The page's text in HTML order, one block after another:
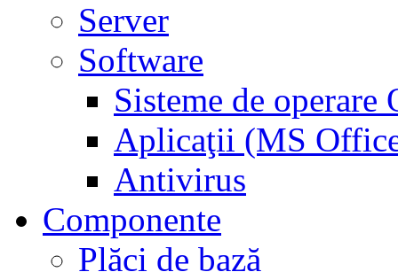
Server
Software
Sisteme de operare
Aplicaţii (MS
Antivirus
Componente
Plăci de bază